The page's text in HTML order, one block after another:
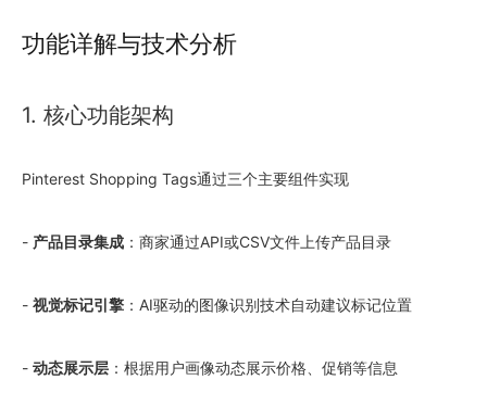
功能详解与技术分析
1. 核心功能架构
Pinterest Shopping Tags通过三个主要组件实现
- 产品目录集成 ：商家通过API或CSV文件上传产品目录
- 视觉标记引擎 ：AI驱动的图像识别技术自动建议标记位置
- 动态展示层 ：根据用户画像动态展示价格、促销等信息